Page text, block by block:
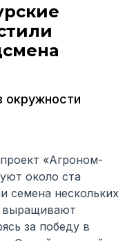
окружности
«Агроном-
около ста
семена нескольких
выращивают
за победу в